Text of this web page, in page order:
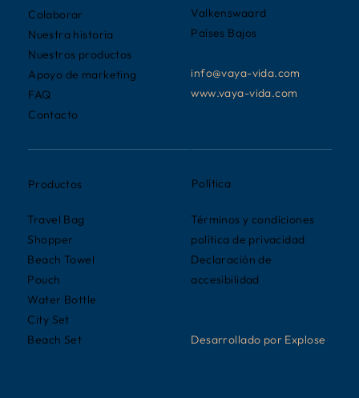
Valkenswaard
Países Bajos
info@vaya-vida.com
www.vaya-vida.com
Colaborar
Nuestra historia
Nuestros productos
Apoyo de marketing
FAQ
Contacto
Productos
Travel Bag
Shopper
Beach Towel
Pouch
Water Bottle
City Set
Beach Set
Política
Términos y condiciones
política de privacidad
Declaración de
accesibilidad
Desarrollado por Explose